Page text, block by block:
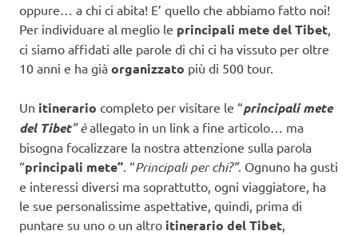
oppure… a chi ci abita! E’ quello che abbiamo fatto noi!
Per individuare al meglio le principali mete del Tibet,
ci siamo affidati alle parole di chi ci ha vissuto per oltre
10 anni e ha già organizzato più di 500 tour.
Un itinerario completo per visitare le “principali mete
del Tibet” èallegato in un link a fine articolo… ma
bisogna focalizzare la nostra attenzione sulla parola
“principali mete”. “Principali per chi?”. Ognuno ha gusti
e interessi diversi ma soprattutto, ogni viaggiatore, ha
le sue personalissime aspettative, quindi, prima di
puntare su uno o un altro itinerario del Tibet,